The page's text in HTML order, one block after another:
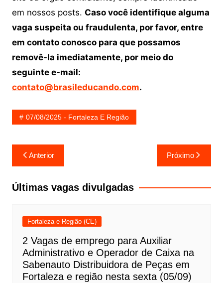
em nossos posts. Caso você identifique alguma
vaga suspeita ou fraudulenta, por favor, entre
em contato conosco para que possamos
removê-la imediatamente, por meio do
seguinte e-mail:
contato@brasileducando.com.
07/08/2025 - Fortaleza E Região
Navegação
de
Post
Anterior Próximo
Últimas vagas divulgadas
Fortaleza e Região (CE)
2 Vagas de emprego para Auxiliar
Administrativo e Operador de Caixa na
Sabenauto Distribuidora de Peças em
Fortaleza e região nesta sexta (05/09)